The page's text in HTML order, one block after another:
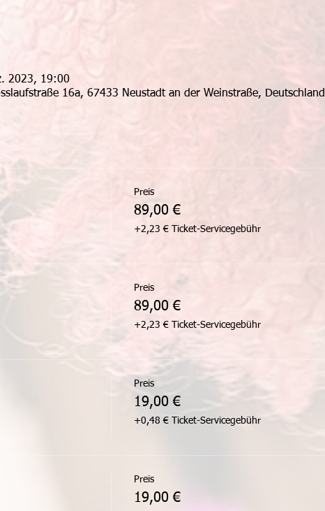
2023, 19:00
16a, 67433 Neustadt an der Weinstraße, Deutschland
Preis
89,00 €
+2,23 € Ticket-Servicegebühr
Preis
89,00 €
+2,23 € Ticket-Servicegebühr
Preis
19,00 €
+0,48 € Ticket-Servicegebühr
Preis
19,00 €